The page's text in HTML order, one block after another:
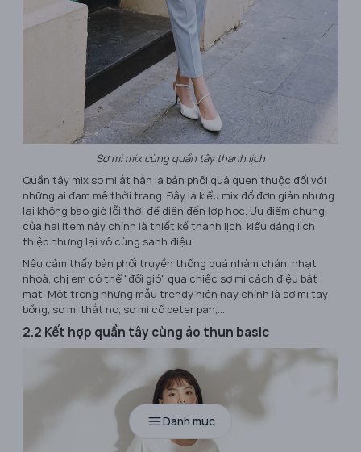
Danh mục
Sơ mi mix cùng quần tây thanh lịch
Quần tây mix sơ mi ắt hẳn là bản phối quá quen thuộc đối với
những ai đam mê thời trang. Đây là kiểu mix đồ đơn giản nhưng
lại không bao giờ lỗi thời để diện đến lớp học. Ưu điểm chung
của hai item này chính là thiết kế thanh lịch, kiểu dáng lịch
thiệp nhưng lại vô cùng sành điệu.
Nếu cảm thấy bản phối truyền thống quá nhàm chán, nhạt
nhoà, chị em có thể "đổi gió" qua chiếc sơ mi cách điệu bắt
mắt. Một trong những mẫu trendy hiện nay chính là sơ mi tay
bồng, sơ mi thắt nơ, sơ mi cổ peter pan,...
2.2 Kết hợp quần tây cùng áo thun basic